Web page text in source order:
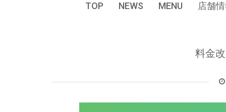
TOP NEWS MENU 店舗
料金